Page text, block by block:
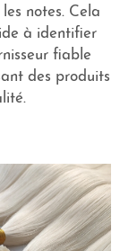
notes. Cela
à identifier
fiable
des produits